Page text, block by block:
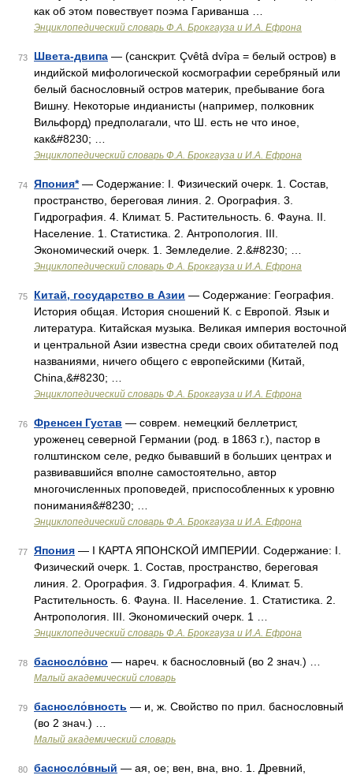
как об этом повествует поэма Гариванша …
Энциклопедический словарь Ф.А. Брокгауза и И.А. Ефрона
73 Швета-двипа — (санскрит. Çvêtâ dvîpa = белый остров) в
индийской мифологической космографии серебряный или
белый баснословный остров материк, пребывание бога
Вишну. Некоторые индианисты (например, полковник
Вильфорд) предполагали, что Ш. есть не что иное,
как&#8230; …
Энциклопедический словарь Ф.А. Брокгауза и И.А. Ефрона
74 Япония*— Содержание: I. Физический очерк. 1. Состав,
пространство, береговая линия. 2. Орография. 3.
Гидрография. 4. Климат. 5. Растительность. 6. Фауна. II.
Население. 1. Статистика. 2. Антропология. III.
Экономический очерк. 1. Земледелие. 2.&#8230; …
Энциклопедический словарь Ф.А. Брокгауза и И.А. Ефрона
75 Китай, государство в Азии — Содержание: География.
История общая. История сношений К. с Европой. Язык и
литература. Китайская музыка. Великая империя восточной
и центральной Азии известна среди своих обитателей под
названиями, ничего общего с европейскими (Китай,
China,&#8230; …
Энциклопедический словарь Ф.А. Брокгауза и И.А. Ефрона
76 Френсен Густав — соврем. немецкий беллетрист,
уроженец северной Германии (род. в 1863 г.), пастор в
голштинском селе, редко бывавший в больших центрах и
развивавшийся вполне самостоятельно, автор
многочисленных проповедей, приспособленных к уровню
понимания&#8230; …
Энциклопедический словарь Ф.А. Брокгауза и И.А. Ефрона
77 Япония — I КАРТА ЯПОНСКОЙ ИМПЕРИИ. Содержание: I.
Физический очерк. 1. Состав, пространство, береговая
линия. 2. Орография. 3. Гидрография. 4. Климат. 5.
Растительность. 6. Фауна. II. Население. 1. Статистика. 2.
Антропология. III. Экономический очерк. 1 …
Энциклопедический словарь Ф.А. Брокгауза и И.А. Ефрона
78 басносло́вно — нареч. к баснословный (во 2 знач.) …
Малый академический словарь
79 басносло́вность — и, ж. Свойство по прил. баснословный
(во 2 знач.) …
Малый академический словарь
80 басносло́вный — ая, ое; вен, вна, вно. 1. Древний,